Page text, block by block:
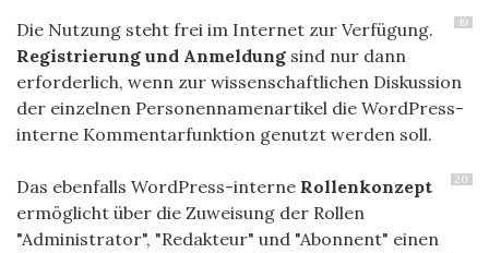
19
Die Nutzung steht frei im Internet zur Verfügung.
Registrierung und Anmeldung sind nur dann
erforderlich, wenn zur wissenschaftlichen Diskussion
der einzelnen Personennamenartikel die WordPress-
interne Kommentarfunktion genutzt werden soll.
20
Das ebenfalls WordPress-interne Rollenkonzept
ermöglicht über die Zuweisung der Rollen
"Administrator", "Redakteur" und "Abonnent" einen